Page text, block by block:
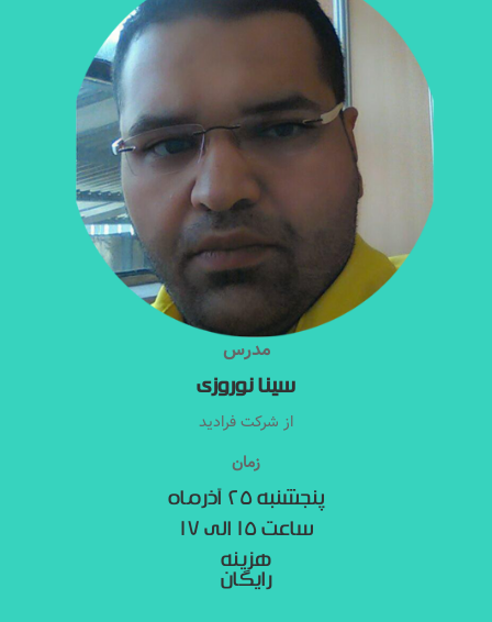
مدرس
سینا نوروزی
از شرکت فرادید
زمان
پنجشنبه ۲۵ آذرماه
ساعت ۱۵ الی ۱۷
هزینه
رایگان